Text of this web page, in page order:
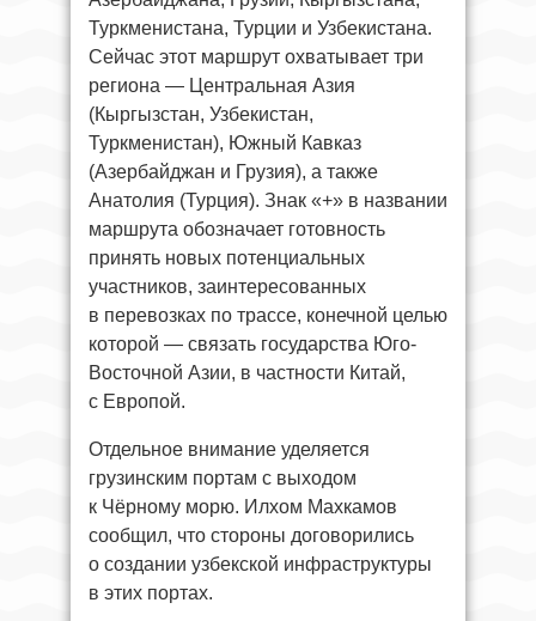
Туркменистана, Турции и Узбекистана.
Сейчас этот маршрут охватывает три
региона — Центральная Азия
(Кыргызстан, Узбекистан,
Туркменистан), Южный Кавказ
(Азербайджан и Грузия), а также
Анатолия (Турция). Знак «+» в названии
маршрута обозначает готовность
принять новых потенциальных
участников, заинтересованных
в перевозках по трассе, конечной целью
которой — связать государства Юго-
Восточной Азии, в частности Китай,
с Европой.
Отдельное внимание уделяется
грузинским портам с выходом
к Чёрному морю. Илхом Махкамов
сообщил, что стороны договорились
о создании узбекской инфраструктуры
в этих портах.